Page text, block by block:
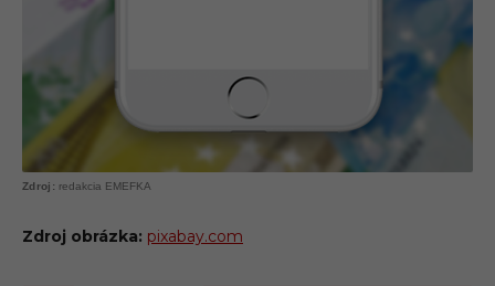
redakcia EMEFKA
Zdroj obrázka: pixabay.com